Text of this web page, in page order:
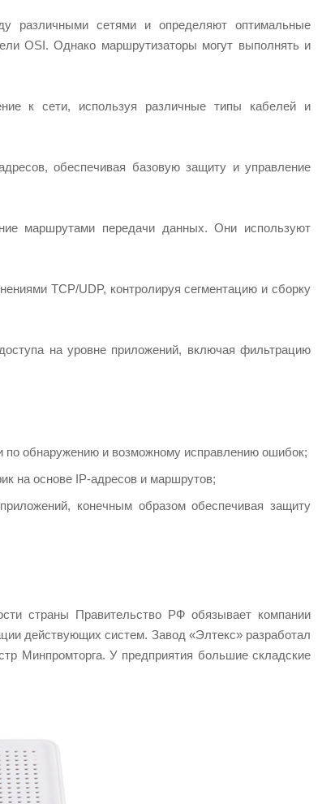
различными сетями и определяют оптимальные
OSI. Однако маршрутизаторы могут выполнять и
к сети, используя различные типы кабелей и
обеспечивая базовую защиту и управление
маршрутами передачи данных. Они используют
TCP/UDP, контролируя сегментацию и сборку
на уровне приложений, включая фильтрацию
обнаружению и возможному исправлению ошибок;
на основе IP-адресов и маршрутов;
конечным образом обеспечивая защиту
страны Правительство РФ обязывает компании
действующих систем. Завод «Элтекс» разработал
Минпромторга. У предприятия большие складские